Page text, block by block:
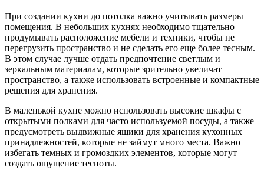
При создании кухни до потолка важно учитывать размеры
помещения. В небольших кухнях необходимо тщательно
продумывать расположение мебели и техники, чтобы не
перегрузить пространство и не сделать его еще более тесным.
В этом случае лучше отдать предпочтение светлым и
зеркальным материалам, которые зрительно увеличат
пространство, а также использовать встроенные и компактные
решения для хранения.
В маленькой кухне можно использовать высокие шкафы с
открытыми полками для часто используемой посуды, а также
предусмотреть выдвижные ящики для хранения кухонных
принадлежностей, которые не займут много места. Важно
избегать темных и громоздких элементов, которые могут
создать ощущение тесноты.